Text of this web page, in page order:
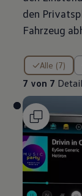
den
Fahrzeug
Alle (7)
7 von 7
7 von 7